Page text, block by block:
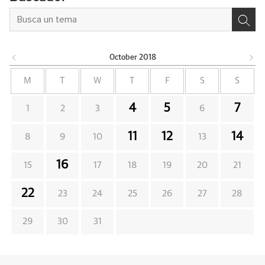
October 2018
M W F S S
1 2 3 4 5 6 7
8 9 10 11 12 13 14
15 16 17 18 19 20 21
22 23 24 25 26 27 28
29 30 31